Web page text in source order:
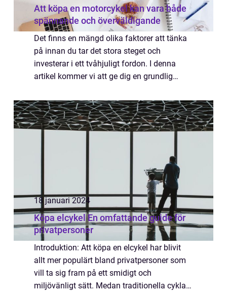
Att köpa en motorcykel kan vara både
spännande och överväldigande
Det finns en mängd olika faktorer att tänka
på innan du tar det stora steget och
investerar i ett tvåhjuligt fordon. I denna
artikel kommer vi att ge dig en grundlig
motorcykel, vilka olika typer som finns ti...
18 januari 2024
Köpa elcykel En omfattande guide för
privatpersoner
Introduktion: Att köpa en elcykel har blivit
allt mer populärt bland privatpersoner som
vill ta sig fram på ett smidigt och
miljövänligt sätt. Medan traditionella cyklar